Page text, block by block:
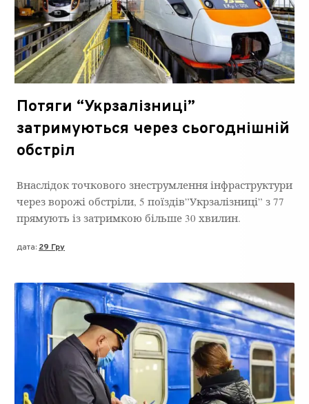
Потяги “Укрзалізниці”
затримуються через сьогоднішній
обстріл
Внаслідок точкового знеструмлення інфраструктури
через ворожі обстріли, 5 поїздів”Укрзалізниці” з 77
прямують із затримкою більше 30 хвилин.
дата:29 Гру